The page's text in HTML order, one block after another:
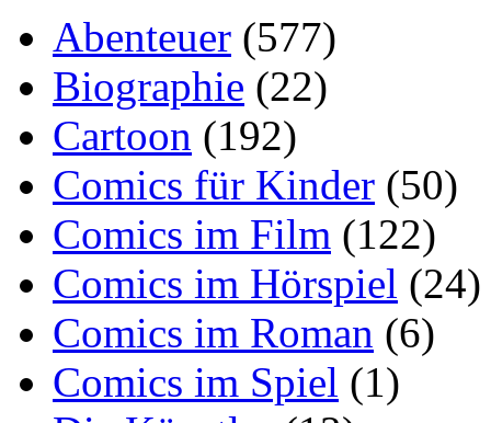
Abenteuer (577)
Biographie (22)
Cartoon (192)
Comics für Kinder (50)
Comics im Film (122)
Comics im Hörspiel (24)
Comics im Roman (6)
Comics im Spiel (1)